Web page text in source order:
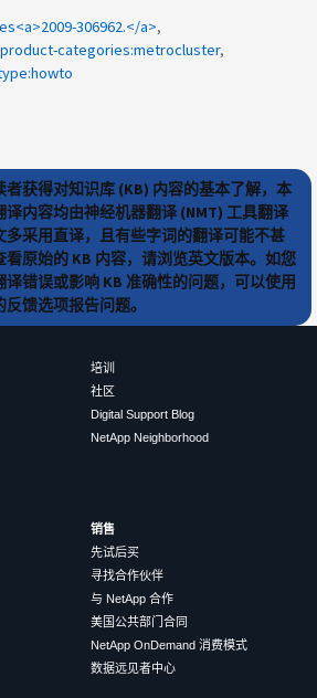
306962.</a>
product-categories:metrocluster
者获得对知识库 (KB) 内容的基本了解，本
译内容均由神经机器翻译 (NMT) 工具翻译
多采用直译，且有些字词的翻译可能不甚
看原始的 KB 内容，请浏览英文版本。如您
译错误或影响 KB 准确性的问题，可以使用
馈选项报告问题。
培训
社区
Digital Support Blog
NetApp Neighborhood
销售
先试后买
寻找合作伙伴
与 NetApp 合作
美国公共部门合同
NetApp OnDemand 消费模式
数据远见者中心